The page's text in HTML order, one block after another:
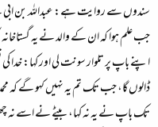
سندوں سے روایت ہے: عبداللہ بن ابی
جب علم ہوا کہ ان کے والد نے یہ
اپنے باپ پر تلوار سونت لی اور کہا:
ڈالوں گا، جب تک تم یہ نہیں کہو گے
تک باپ نے یہ نہ کہا، بیٹے نے اسے